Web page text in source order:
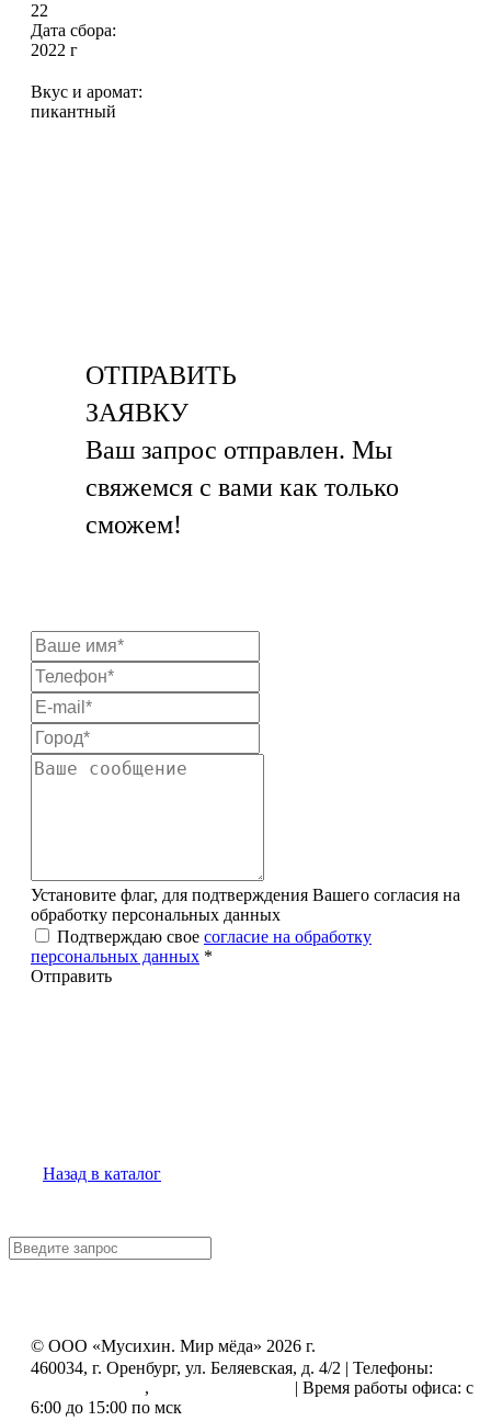
22
Дата сбора:
2022 г
Вкус и аромат:
пикантный
ОТПРАВИТЬ
ЗАЯВКУ
Ваш запрос отправлен. Мы
свяжемся с вами как только
сможем!
Установите флаг, для подтверждения Вашего согласия на
обработку персональных данных
Подтверждаю свое согласие на обработку
персональных данных *
Отправить
Назад в каталог
© ООО «Мусихин. Мир мёда» 2026 г.
460034, г. Оренбург, ул. Беляевская, д. 4/2 | Телефоны:
,
| Время работы офиса: с
6:00 до 15:00 по мск